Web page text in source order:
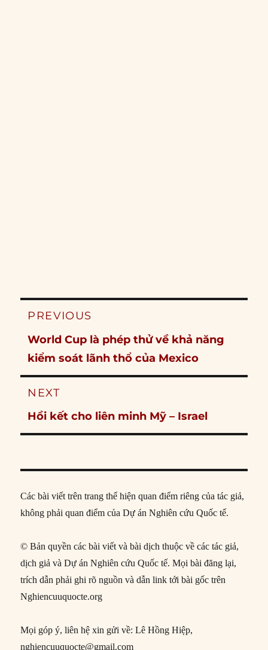
Post
PREVIOUS
Previous
post:
World Cup là phép thử về khả năng
kiểm soát lãnh thổ của Mexico
NEXT
Next
post:
Hồi kết cho liên minh Mỹ – Israel
Các bài viết trên trang thể hiện quan điểm riêng của tác giả,
không phải quan điểm của Dự án Nghiên cứu Quốc tế.
© Bản quyền các bài viết và bài dịch thuộc về các tác giả,
dịch giả và Dự án Nghiên cứu Quốc tế. Mọi bài đăng lại,
trích dẫn phải ghi rõ nguồn và dẫn link tới bài gốc trên
Nghiencuuquocte.org
Mọi góp ý, liên hệ xin gửi về: Lê Hồng Hiệp,
nghiencuuquocte@gmail.com